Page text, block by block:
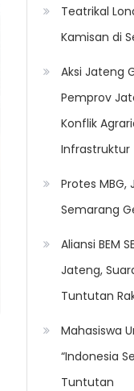
Teatrikal
Kamisan di
Aksi Jateng
Pemprov
Konflik
Infrastruktur
Protes MBG,
Semarang
Aliansi BEM
Jateng,
Tuntutan
Mahasiswa
“Indonesia
Tuntutan